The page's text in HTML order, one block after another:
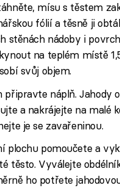
mísu s těstem
fólií a těsně ji
stěnách nádoby i
na teplém místě
svůj objem.
připravte náplň. Jahody
a nakrájejte na malé
je se zavařeninou.
plochu pomoučete a
těsto. Vyválejte
ho potřete